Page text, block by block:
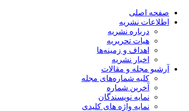
صفحه اصلی
اطلاعات نشریه
درباره نشریه
هیات تحریریه
اهداف و زمینه‌ها
اخبار نشریه
آرشیو مجله و مقالات
کلیه شماره‌های مجله
آخرین شماره
نمایه نویسندگان
نمایه واژه های کلیدی